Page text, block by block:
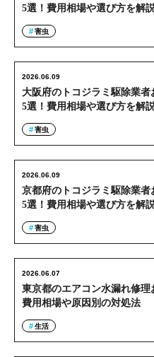
5選！費用相場や選び方を解
害虫
大阪府のトコジラミ駆除業
5選！費用相場や選び方を解
2026.06.09
害虫
京都府のトコジラミ駆除業
5選！費用相場や選び方を解
2026.06.09
害虫
東京都のエアコン水漏れ修理
費用相場や原因別の対処法
2026.06.07
生活